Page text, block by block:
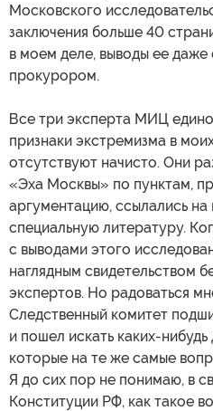
Московского
заключения больше 40
в моем деле, выводы ее даже
прокурором.
Все три эксперта МИЦ
признаки экстремизма в
отсутствуют начисто. Они
«Эха Москвы» по пунктам,
аргументацию, ссылались на
специальную литературу.
с выводами этого
наглядным свидетельством
экспертов. Но радоваться
Следственный комитет
и пошел искать каких-нибудь
которые на те же самые
Я до сих пор не понимаю, в
Конституции РФ, как такое